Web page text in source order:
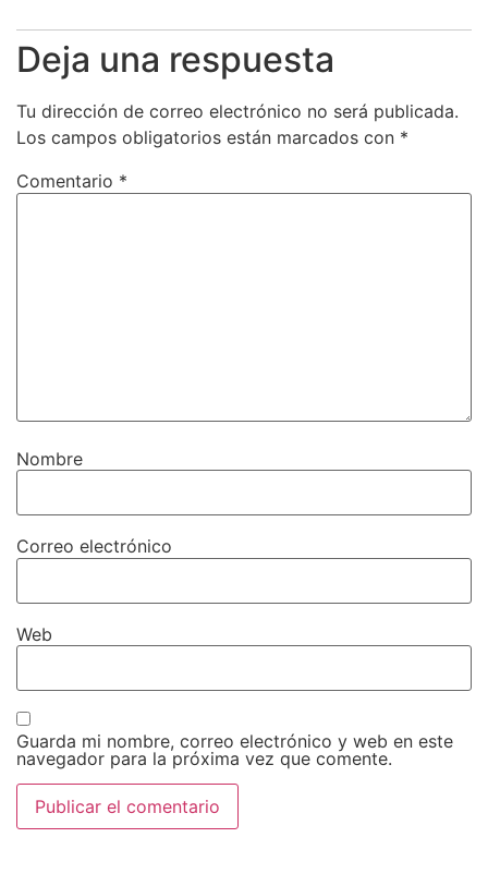
Deja una respuesta
Tu dirección de correo electrónico no será publicada.
Los campos obligatorios están marcados con *
Comentario *
Nombre
Correo electrónico
Web
Guarda mi nombre, correo electrónico y web en este
navegador para la próxima vez que comente.